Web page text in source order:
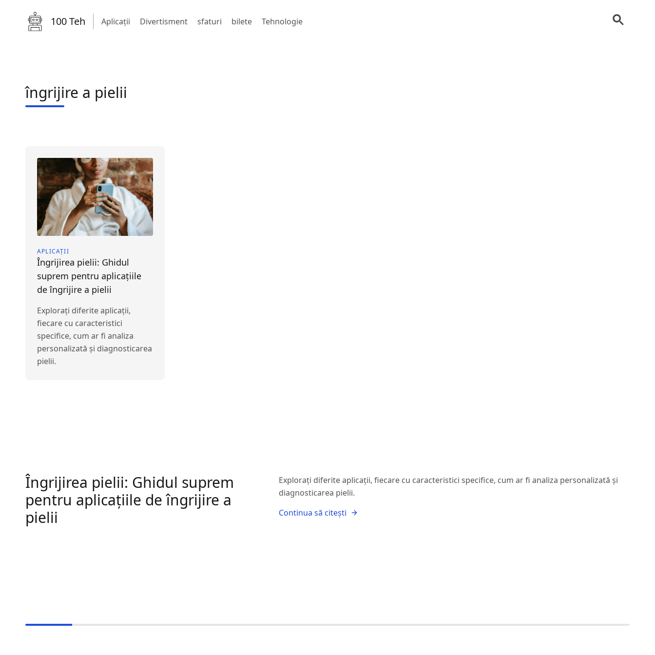
100 Teh Aplicații Divertisment sfaturi bilete Tehnologie
îngrijire a pielii
APLICAȚII
Îngrijirea pielii: Ghidul
suprem pentru aplicațiile
de îngrijire a pielii
Explorați diferite aplicații,
fiecare cu caracteristici
specifice, cum ar fi analiza
personalizată și diagnosticarea
pielii.
Îngrijirea pielii: Ghidul suprem
pentru aplicațiile de îngrijire a
pielii
Explorați diferite aplicații, fiecare cu caracteristici specifice, cum ar fi analiza personalizată și
diagnosticarea pielii.
Continua să citești